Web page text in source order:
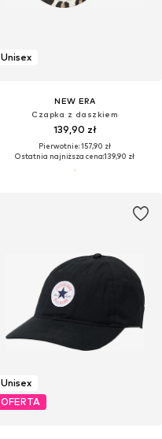
Unisex
NEW ERA
Czapka z daszkiem
139,90 zł
Pierwotnie: 157,90 zł
Ostatnia najniższa cena:139,90 zł
Unisex
OFERTA